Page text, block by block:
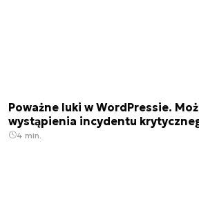
Poważne luki w WordPressie.
wystąpienia incydentu
4 min.